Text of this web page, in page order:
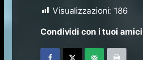
Visualizzazioni: 186
Condividi con i tuoi amici